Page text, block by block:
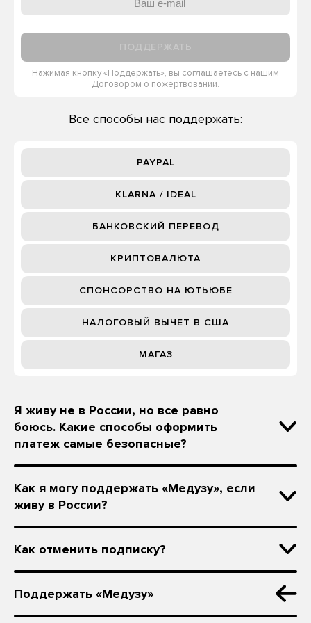
Нажимая кнопку «Поддержать», вы соглашаетесь с нашим
Договором о пожертвовании.
Все способы нас поддержать:
PAYPAL
KLARNA / IDEAL
БАНКОВСКИЙ ПЕРЕВОД
КРИПТОВАЛЮТА
СПОНСОРСТВО НА ЮТЬЮБЕ
НАЛОГОВЫЙ ВЫЧЕТ В США
МАГАЗ
Я живу не в России, но все равно
боюсь. Какие способы оформить
платеж самые безопасные?
Как я могу поддержать «Медузу», если
живу в России?
Как отменить подписку?
Поддержать «Медузу»